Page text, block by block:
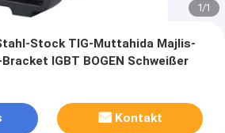
1/1
Stock TIG-Muttahida Majlis-
IGBT BOGEN Schweißer
Kontakt